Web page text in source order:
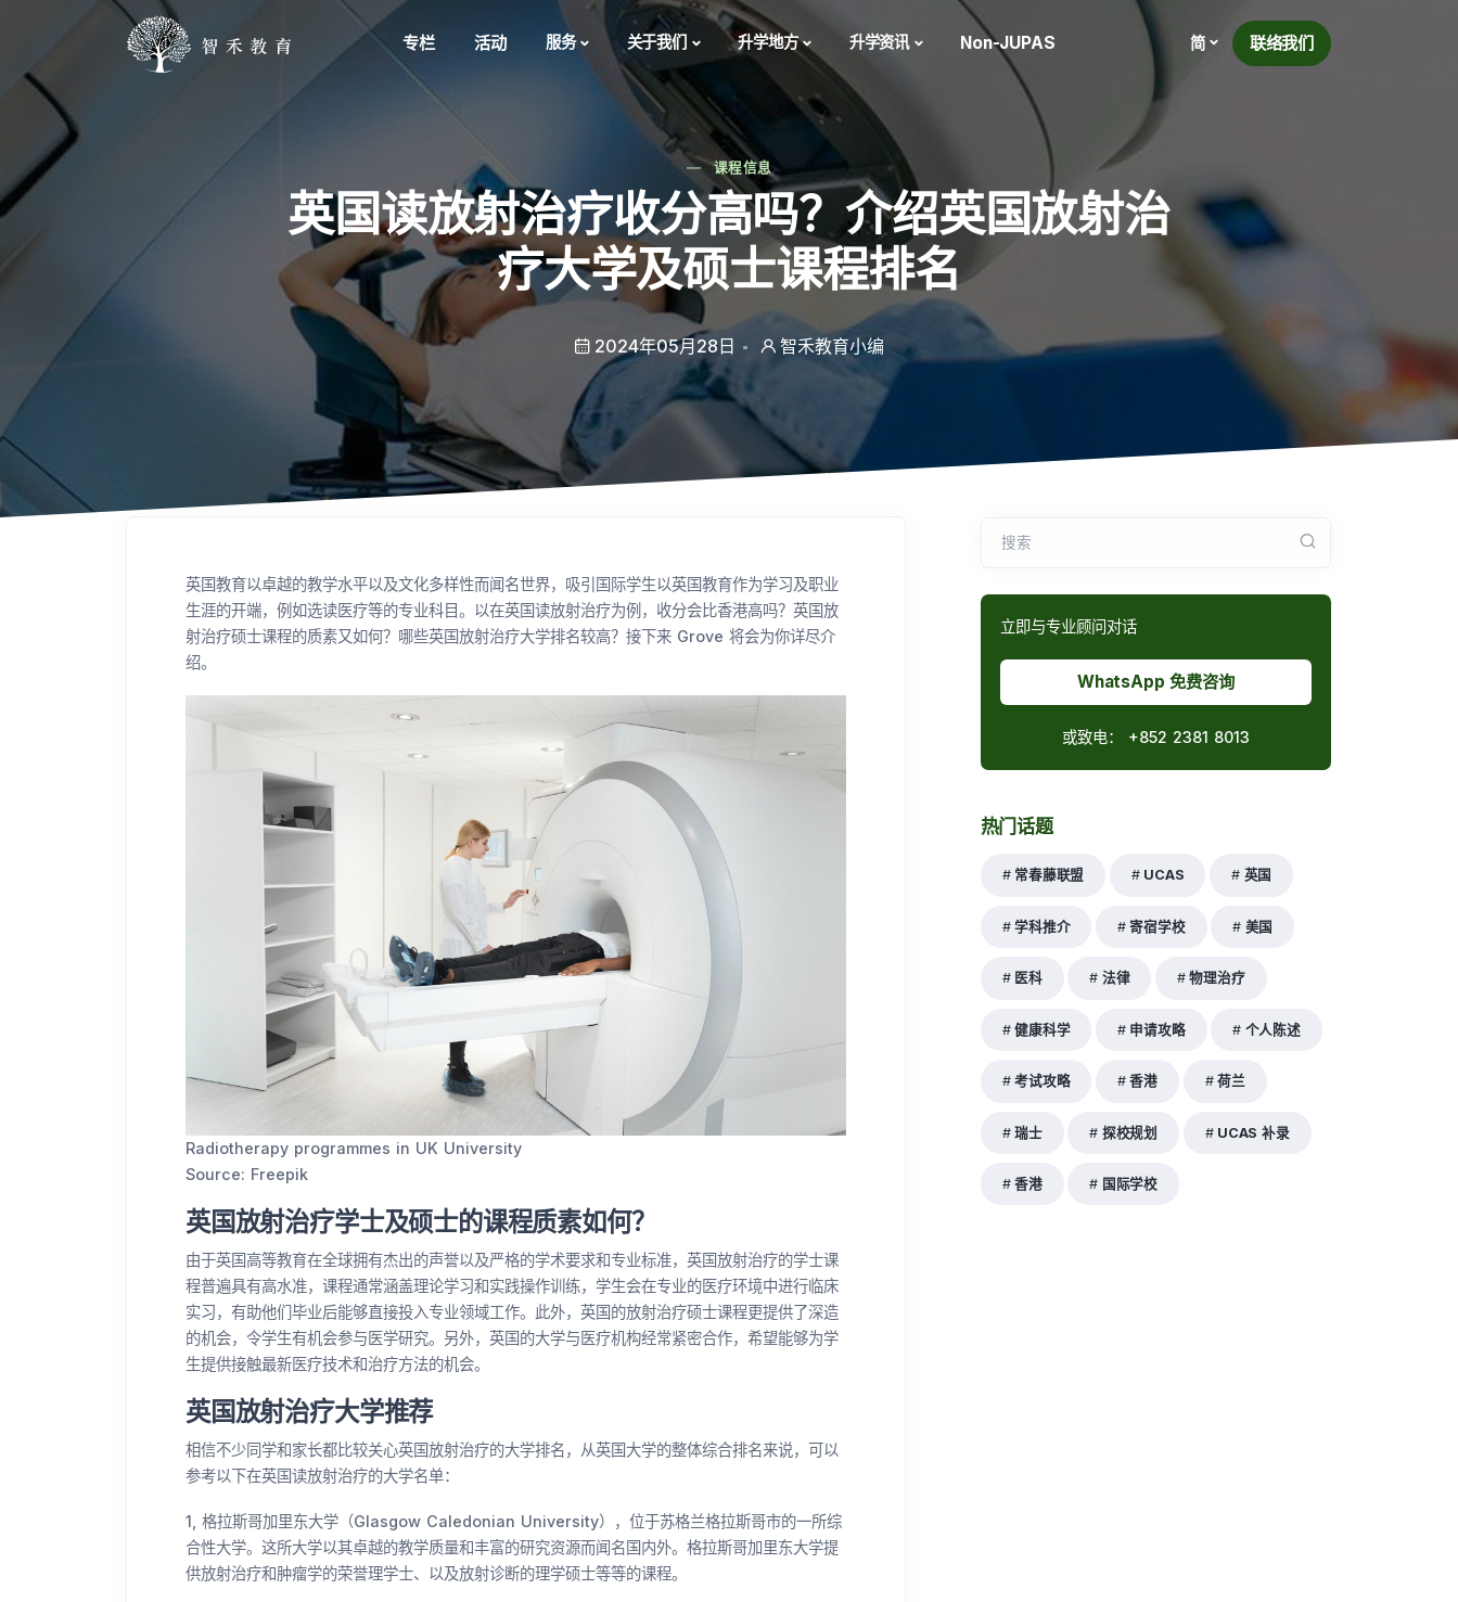
专栏 活动 服务 关于我们 升学地方 升学资讯 Non-JUPAS 简 联络我们
课程信息
英国读放射治疗收分高吗？介绍英国放射治
疗大学及硕士课程排名
2024年05月28日 智禾教育小编
英国教育以卓越的教学水平以及文化多样性而闻名世界，吸引国际学生以英国教育作为学习及职业
生涯的开端，例如选读医疗等的专业科目。以在英国读放射治疗为例，收分会比香港高吗？英国放
射治疗硕士课程的质素又如何？哪些英国放射治疗大学排名较高？接下来 Grove 将会为你详尽介
绍。
Radiotherapy programmes in UK University
Source: Freepik
英国放射治疗学士及硕士的课程质素如何？
由于英国高等教育在全球拥有杰出的声誉以及严格的学术要求和专业标准，英国放射治疗的学士课
程普遍具有高水准，课程通常涵盖理论学习和实践操作训练，学生会在专业的医疗环境中进行临床
实习，有助他们毕业后能够直接投入专业领域工作。此外，英国的放射治疗硕士课程更提供了深造
的机会，令学生有机会参与医学研究。另外，英国的大学与医疗机构经常紧密合作，希望能够为学
生提供接触最新医疗技术和治疗方法的机会。
英国放射治疗大学推荐
相信不少同学和家长都比较关心英国放射治疗的大学排名，从英国大学的整体综合排名来说，可以
参考以下在英国读放射治疗的大学名单：
1, 格拉斯哥加里东大学（Glasgow Caledonian University），位于苏格兰格拉斯哥市的一所综
合性大学。这所大学以其卓越的教学质量和丰富的研究资源而闻名国内外。格拉斯哥加里东大学提
供放射治疗和肿瘤学的荣誉理学士、以及放射诊断的理学硕士等等的课程。
搜索
立即与专业顾问对话
WhatsApp 免费咨询
或致电： +852 2381 8013
热门话题
常春藤联盟 UCAS 英国
学科推介 寄宿学校 美国
医科 法律 物理治疗
健康科学 申请攻略 个人陈述
考试攻略 香港 荷兰
瑞士 探校规划 UCAS 补录
香港 国际学校